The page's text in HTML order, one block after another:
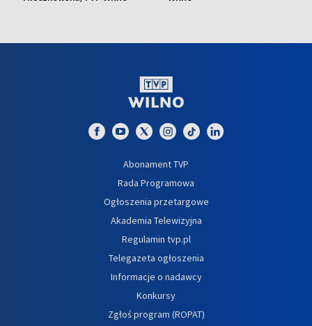
Abonament TVP
Rada Programowa
Ogłoszenia przetargowe
Akademia Telewizyjna
Regulamin tvp.pl
Telegazeta ogłoszenia
Informacje o nadawcy
Konkursy
Zgłoś program (ROPAT)